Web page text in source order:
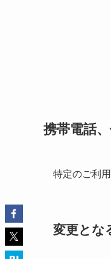
携帯電話
特定のご利
変更とな